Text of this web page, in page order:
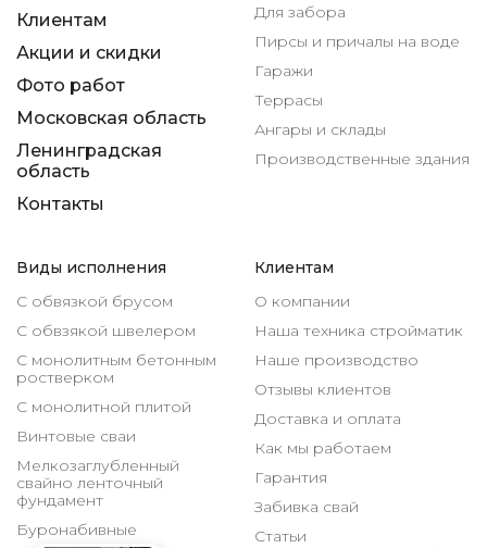
Клиентам
Акции и скидки
Фото работ
Московская область
Ленинградская
область
Контакты
Для забора
Пирсы и причалы на воде
Гаражи
Террасы
Ангары и склады
Производственные здания
Виды исполнения
С обвязкой брусом
С обвзякой швелером
С монолитным бетонным
ростверком
С монолитной плитой
Винтовые сваи
Мелкозаглубленный
свайно ленточный
фундамент
Буронабивные
Клиентам
О компании
Наша техника стройматик
Наше производство
Отзывы клиентов
Доставка и оплата
Как мы работаем
Гарантия
Забивка свай
Статьи